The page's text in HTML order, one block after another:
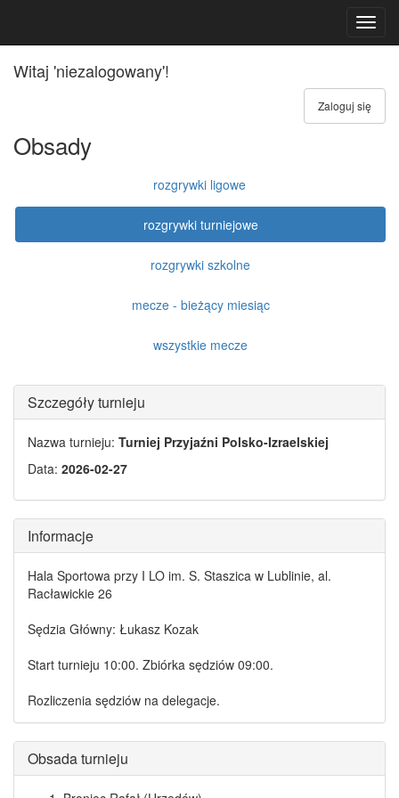
Witaj 'niezalogowany'!
Zaloguj się
Obsady
rozgrywki ligowe
rozgrywki turniejowe
rozgrywki szkolne
mecze - bieżący miesiąc
wszystkie mecze
Szczegóły turnieju
Nazwa turnieju: Turniej Przyjaźni Polsko-Izraelskiej
Data: 2026-02-27
Informacje
Hala Sportowa przy I LO im. S. Staszica w Lublinie, al.
Racławickie 26
Sędzia Główny: Łukasz Kozak
Start turnieju 10:00. Zbiórka sędziów 09:00.
Rozliczenia sędziów na delegacje.
Obsada turnieju